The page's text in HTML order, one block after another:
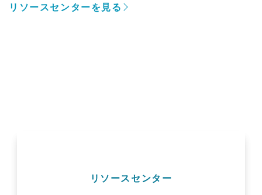
リソースセンターを見る
リソースセンター